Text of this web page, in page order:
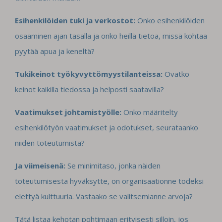
Esihenkilöiden tuki ja verkostot: Onko esihenkilöiden
osaaminen ajan tasalla ja onko heillä tietoa, missä kohtaa
pyytää apua ja keneltä?
Tukikeinot työkyvyttömyystilanteissa: Ovatko
keinot kaikilla tiedossa ja helposti saatavilla?
Vaatimukset johtamistyölle: Onko määritelty
esihenkilötyön vaatimukset ja odotukset, seurataanko
niiden toteutumista?
Ja viimeisenä: Se minimitaso, jonka näiden
toteutumisesta hyväksytte, on organisaationne todeksi
elettyä kulttuuria. Vastaako se valitsemianne arvoja?
Tätä listaa kehotan pohtimaan erityisesti silloin, jos